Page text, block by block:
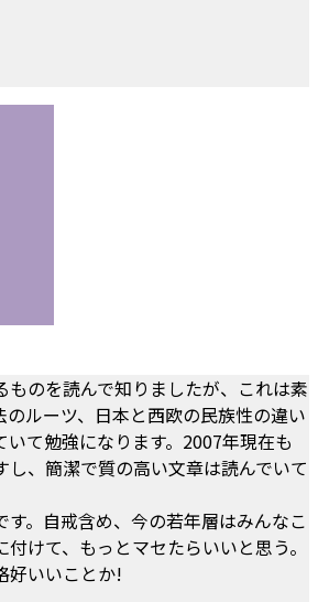
のを読んで知りましたが、これは素
のルーツ、日本と西欧の民族性の違い
いて勉強になります。2007年現在も
し、簡潔で質の高い文章は読んでいて
す。自戒含め、今の若年層はみんなこ
けて、もっとマセたらいいと思う。
好いいことか!